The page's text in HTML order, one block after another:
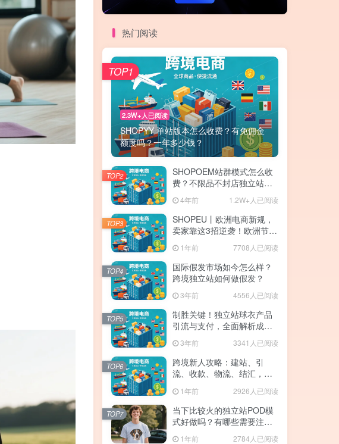
热门阅读
2.3W+人已阅读
SHOPYY 单站版本怎么收费？有免佣金
额度吗？一年多少钱？
TOP1
SHOPOEM站群模式怎么收
费？不限品不封店独立站站
群，送10个企业版网站！建
站全免费！开通找站长
4年前 1.2W+人已阅读
TOP2
SHOPEU丨欧洲电商新规，
卖家靠这3招逆袭！欧洲节点
SHOPEU-SAAS独立站上
线。1年前 7708人已阅读
TOP3
国际假发市场如今怎么样？
跨境独立站如何做假发？
3年前 4556人已阅读
TOP4
制胜关键！独立站球衣产品
引流与支付，全面解析成功
的注意事项与策略！
3年前 3341人已阅读
TOP5
跨境新人攻略：建站、引
流、收款、物流、结汇，手
1年前 2926人已阅读
TOP6
当下比较火的独立站POD模
式好做吗？有哪些需要注意
1年前 2784人已阅读
TOP7